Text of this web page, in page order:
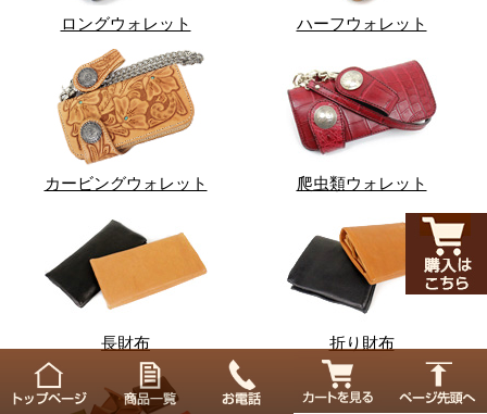
ロングウォレット ハーフウォレット
カービングウォレット 爬虫類ウォレット
長財布 折り財布